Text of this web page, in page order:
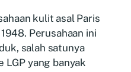
kulit asal Paris
Perusahaan ini
salah satunya
LGP yang banyak